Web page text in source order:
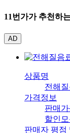
11번가가 추천하
AD
상품명
전해
가격정보
판매가
할인
판매자 평점